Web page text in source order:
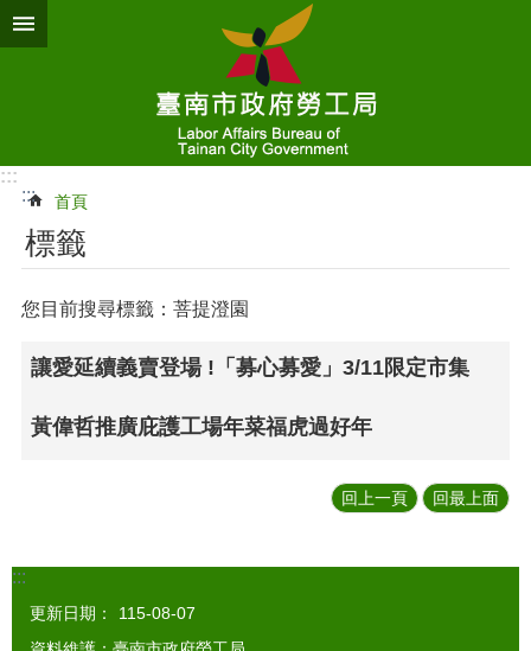
跳到主要內容區塊
:::
:::
首頁
標籤
您目前搜尋標籤：菩提澄園
讓愛延續義賣登場 !「募心募愛」3/11限定市集
黃偉哲推廣庇護工場年菜福虎過好年
回上一頁 回最上面
:::
更新日期：
115-08-07